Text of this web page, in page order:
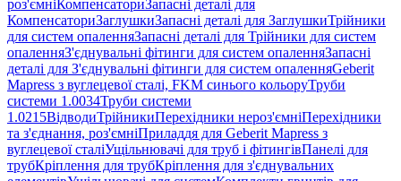
роз'ємніКомпенсаториЗапасні деталі для
КомпенсаториЗаглушкиЗапасні деталі для ЗаглушкиТрійники
для систем опаленняЗапасні деталі для Трійники для систем
опаленняЗ'єднувальні фітинги для систем опаленняЗапасні
деталі для З'єднувальні фітинги для систем опаленняGeberit
Mapress з вуглецевої сталі, FKM синього кольоруТруби
системи 1.0034Труби системи
1.0215ВідводиТрійникиПерехідники нероз'ємніПерехідники
та з'єднання, роз'ємніПриладдя для Geberit Mapress з
вуглецевої сталіУщільнювачі для труб і фітингівПанелі для
трубКріплення для трубКріплення для з'єднувальних